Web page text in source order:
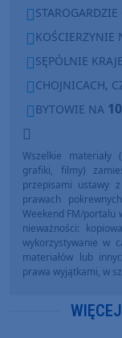
KOŚCIERZYNIE
SĘPÓLNIE
CHOJNICACH,
BYTOWIE NA
Wszelkie materiały
grafiki, filmy)
przepisami ustawy
prawach
Weekend FM/portalu
nieważności:
wykorzystywanie w
materiałów lub
prawa wyjątkami, w